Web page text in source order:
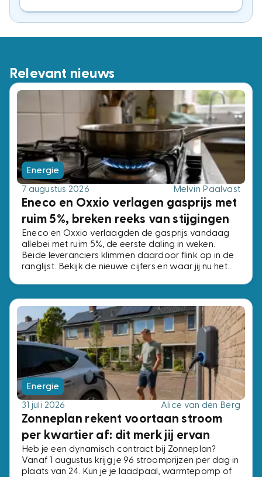
Relevant nieuws
Energie
7 augustus 2026
Melvin Paalvast
Eneco en Oxxio verlagen gasprijs met
ruim 5%, breken reeks van stijgingen
Eneco en Oxxio verlaagden de gasprijs vandaag
allebei met ruim 5%, de eerste daling in weken.
Beide leveranciers klimmen daardoor flink op in de
ranglijst. Bekijk de nieuwe cijfers en waar jij nu het
Energie
31 juli 2026
Alice van den Berg
Zonneplan rekent voortaan stroom
per kwartier af: dit merk jij ervan
Heb je een dynamisch contract bij Zonneplan?
Vanaf 1 augustus krijg je 96 stroomprijzen per dag in
plaats van 24. Kun je je laadpaal, warmtepomp of